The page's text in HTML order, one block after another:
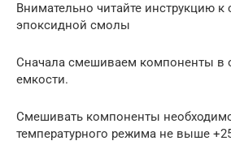
Внимательно читайте инструкцию
эпоксидной смолы
Сначала смешиваем компоненты в
емкости.
Смешивать компоненты
температурного режима не выше